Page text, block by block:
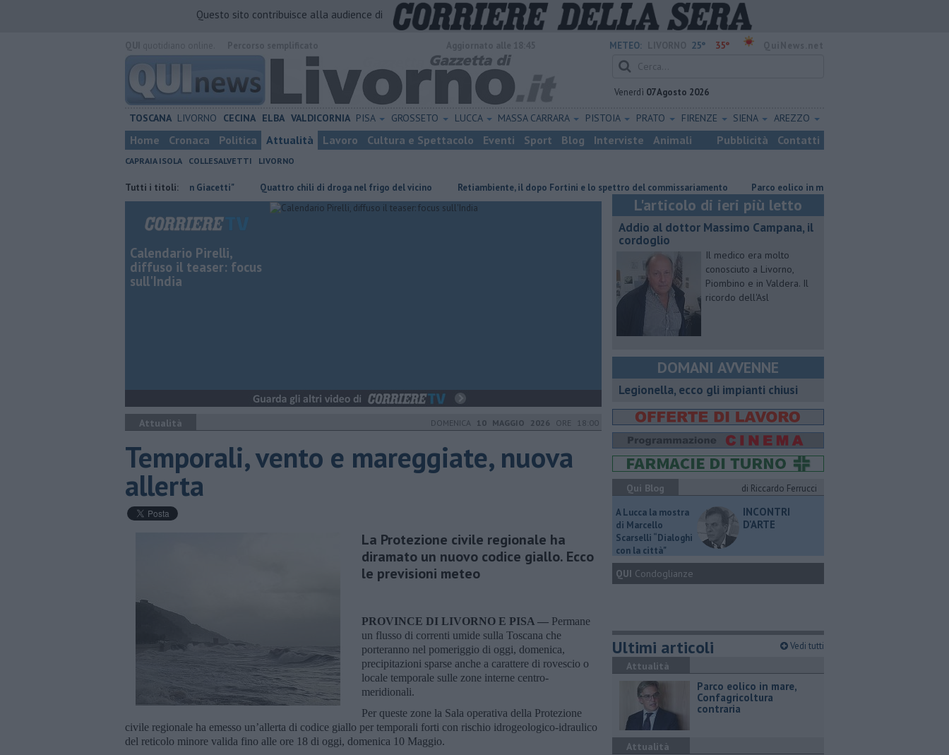
Questo sito contribuisce alla audience di
METEO: 25° 35°
Venerdì 07 Agosto 2026
TOSCANA LIVORNO CECINA ELBA VALDICORNIA PISA GROSSETO LUCCA MASSA CARRARA PISTOIA PRATO FIRENZE SIENA AREZZO
Home Cronaca Politica Attualità Lavoro Cultura e Spettacolo Eventi Sport Blog Interviste Animali Pubblicità Contatti
CAPRAIA ISOLA COLLESALVETTI LIVORNO
Tutti i titoli:
M5S: "Nessun legame con Giacetti" Quattro chili di droga nel frigo del vicino Retiambiente, il dopo Fortini e lo spettro del commissariamento Parco eolico in mare, Confagricoltura contraria
Calendario Pirelli,
diffuso il teaser: focus
sull'India
Attualità DOMENICA 10 MAGGIO 2026 ORE 18:00
Temporali, vento e mareggiate, nuova
allerta
La Protezione civile regionale ha
diramato un nuovo codice giallo. Ecco
le previsioni meteo
PROVINCE DI LIVORNO E PISA — Permane
un flusso di correnti umide sulla Toscana che
porteranno nel pomeriggio di oggi, domenica,
precipitazioni sparse anche a carattere di rovescio o
locale temporale sulle zone interne centro-
meridionali.
Per queste zone la Sala operativa della Protezione
civile regionale ha emesso un’allerta di codice giallo per temporali forti con rischio idrogeologico-idraulico
del reticolo minore valida fino alle ore 18 di oggi, domenica 10 Maggio.
L'articolo di ieri più letto
Addio al dottor Massimo Campana, il
cordoglio
Il medico era molto
conosciuto a Livorno,
Piombino e in Valdera. Il
ricordo dell'Asl
DOMANI AVVENNE
Legionella, ecco gli impianti chiusi
Qui Blog
di Riccardo Ferrucci
A Lucca la mostra
di Marcello
Scarselli “Dialoghi
con la città"
INCONTRI
D'ARTE
QUI Condoglianze
Ultimi articoli Vedi tutti
Attualità
Parco eolico in mare,
Confagricoltura
contraria
Attualità